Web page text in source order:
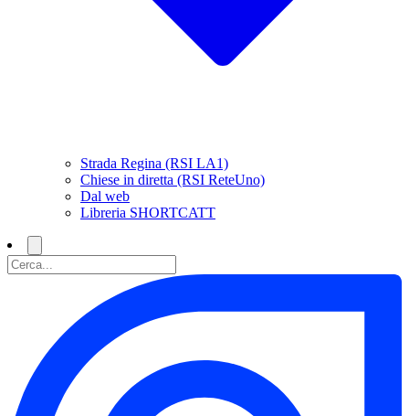
Strada Regina (RSI LA1)
Chiese in diretta (RSI ReteUno)
Dal web
Libreria SHORTCATT